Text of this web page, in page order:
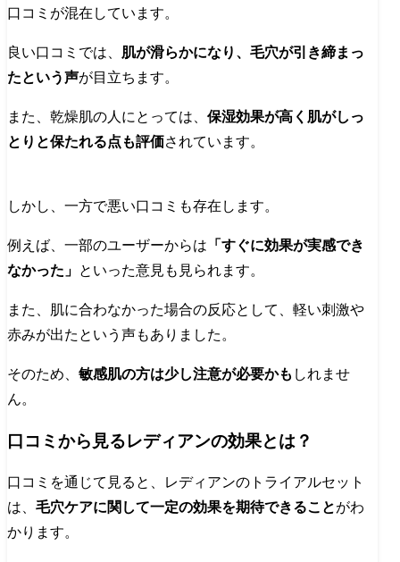
口コミが混在しています。
良い口コミでは、 肌が滑らかになり、毛穴が引き締まっ
たという声が目立ちます。
また、乾燥肌の人にとっては、 保湿効果が高く肌がしっ
とりと保たれる点も評価されています。
しかし、一方で悪い口コミも存在します。
例えば、一部のユーザーからは 「すぐに効果が実感でき
なかった」 といった意見も見られます。
また、肌に合わなかった場合の反応として、軽い刺激や
赤みが出たという声もありました。
そのため、 敏感肌の方は少し注意が必要かも しれませ
ん。
口コミから見るレディアンの効果とは？
口コミを通じて見ると、レディアンのトライアルセット
は、 毛穴ケアに関して一定の効果を期待できることがわ
かります。